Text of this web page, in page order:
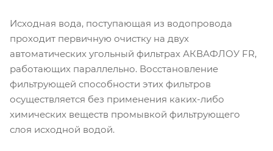
Исходная вода, поступающая из водопровода
проходит первичную очистку на двух
автоматических угольный фильтрах АКВАФЛОУ FR,
работающих параллельно. Восстановление
фильтрующей способности этих фильтров
осуществляется без применения каких-либо
химических веществ промывкой фильтрующего
слоя исходной водой.